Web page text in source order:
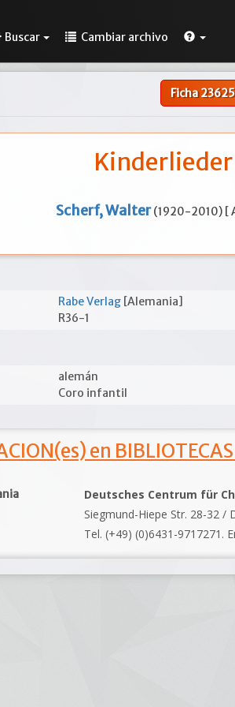
Buscar Cambiar archivo
Ficha23625
Kinderlieder
Scherf, Walter (1920-2010) [
Rabe Verlag [Alemania]
R36-1
alemán
Coro infantil
en
Deutsches Centrum für
Siegmund-Hiepe Str. 28-32 /
Tel. (+49) (0)6431-9717271.